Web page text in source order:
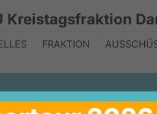
Kreistagsfraktion
FRAKTION